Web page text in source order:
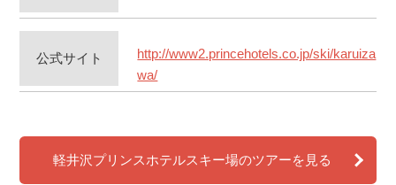
公式サイト
http://www2.princehotels.co.jp/ski/karuiza
wa/
軽井沢プリンスホテルスキー場のツアーを見る